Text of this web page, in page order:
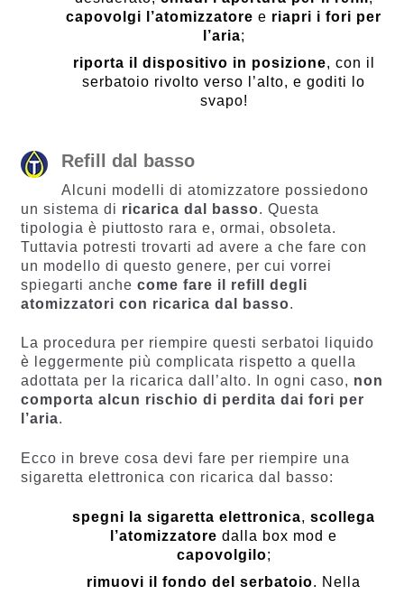
capovolgi l’atomizzatore e riapri i fori per
l’aria;
riporta il dispositivo in posizione, con il
serbatoio rivolto verso l’alto, e goditi lo
svapo!
Refill dal basso
Alcuni modelli di atomizzatore possiedono
un sistema di ricarica dal basso. Questa
tipologia è piuttosto rara e, ormai, obsoleta.
Tuttavia potresti trovarti ad avere a che fare con
un modello di questo genere, per cui vorrei
spiegarti anche come fare il refill degli
atomizzatori con ricarica dal basso.
La procedura per riempire questi serbatoi liquido
è leggermente più complicata rispetto a quella
adottata per la ricarica dall’alto. In ogni caso, non
comporta alcun rischio di perdita dai fori per
l’aria.
Ecco in breve cosa devi fare per riempire una
sigaretta elettronica con ricarica dal basso:
spegni la sigaretta elettronica, scollega
l’atomizzatore dalla box mod e
capovolgilo;
rimuovi il fondo del serbatoio. Nella